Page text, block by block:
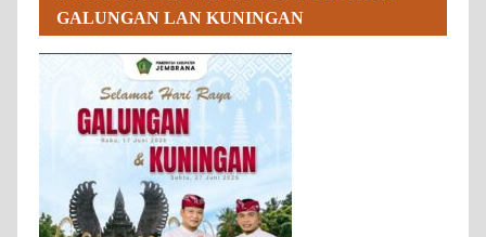
GALUNGAN LAN KUNINGAN